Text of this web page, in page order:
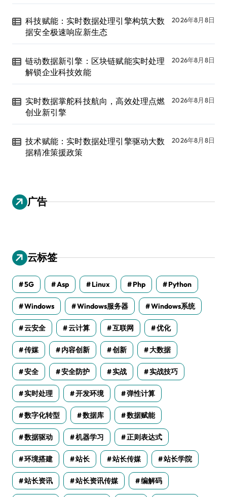
科技赋能：实时数据处理引擎构筑大数
据安全极速响应新生态
2026年8月8日
链动数据新引擎：区块链赋能实时处理
解锁企业科技效能
2026年8月8日
实时数据掌舵科技航向，高效处理点燃
创业新引擎
2026年8月8日
技术赋能：实时数据处理引擎驱动大数
据精准策援政策
2026年8月8日
广告
云标签
5G Asp Linux Php Python
Windows Windows服务器 Windows系统
云安全 云计算 互联网 优化
传媒 内容创新 创新 大数据
安全 安全防护 实战 实战技巧
实时处理 开发环境 弹性计算
数字化转型 数据库 数据赋能
数据驱动 机器学习 正则表达式
环境搭建 站长 站长传媒 站长学院
站长资讯 站长资讯传媒 编解码